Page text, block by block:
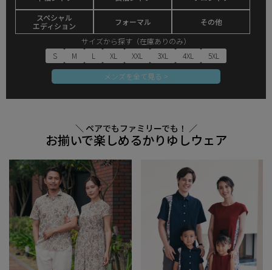
スペシャル
エディション
フォーマル
その他
サイズから探す（在庫ありのみ）
S
M L XL XXL 3XL 4XL
5XL
メンズを全て見る >
＼ ペアでもファミリーでも！ ／
お揃いで楽しめるかりゆしウェア